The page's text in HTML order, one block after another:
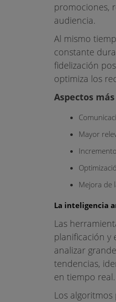
promociones,
audiencia.
Al mismo
constante
fidelización
optimiza los
Aspectos
Mayor
Mejora de
La inteligencia
Las
planificación y
analizar
tendencias,
en tiempo real.
Los